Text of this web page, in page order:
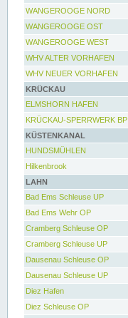
WANGEROOGE NORD
WANGEROOGE OST
WANGEROOGE WEST
WHV ALTER VORHAFEN
WHV NEUER VORHAFEN
KRÜCKAU
ELMSHORN HAFEN
KRÜCKAU-SPERRWERK BP
KÜSTENKANAL
HUNDSMÜHLEN
Hilkenbrook
LAHN
Bad Ems Schleuse UP
Bad Ems Wehr OP
Cramberg Schleuse OP
Cramberg Schleuse UP
Dausenau Schleuse OP
Dausenau Schleuse UP
Diez Hafen
Diez Schleuse OP